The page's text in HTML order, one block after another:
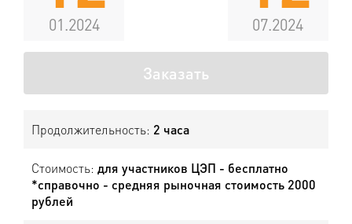
01.2024 07.2024
Заказать
Продолжительность: 2 часа
Стоимость: для участников ЦЭП - бесплатно
*справочно - средняя рыночная стоимость 2000
рублей